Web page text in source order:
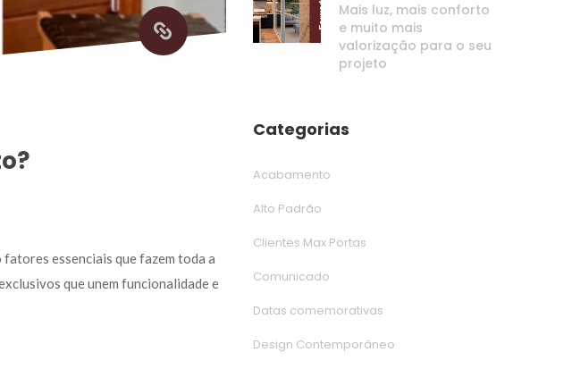
essenciais que fazem toda a
que unem funcionalidade e
Mais luz, mais conforto
e muito mais
valorização para o seu
projeto
Categoria
Acabamento
Alto Padrão
Clientes Max Porta
Comunicado
Datas comemorativa
Design Contemporâneo